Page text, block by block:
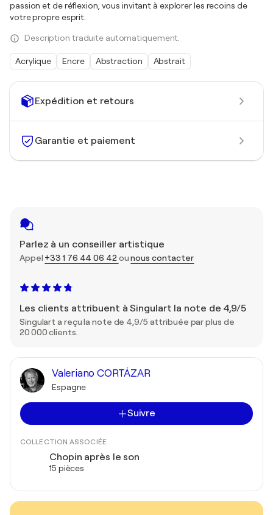
Expédition et retours
Garantie et paiement
Parlez à un conseiller artistique
Appel +33 1 76 44 06 42 ounous contacter
Les clients attribuent à Singulart la note de 4,9/5
Singulart a reçu la note de 4,9/5 attribuée par plus de
20 000 clients.
Valeriano CORTÁZAR
Espagne
Suivre
COLLECTION ASSOCIÉE
Chopin après le son
15 pièces
passion et de réflexion, vous invitant à explorer les recoins de
votre propre esprit.
Description traduite automatiquement.
Acrylique Encre Abstraction Abstrait